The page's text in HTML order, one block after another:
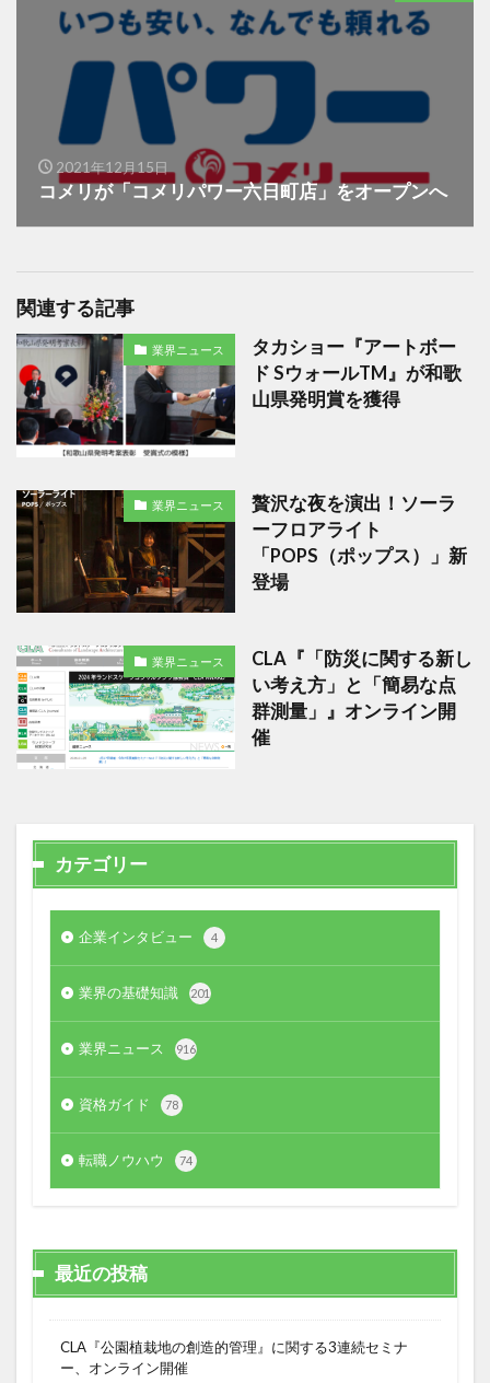
2021年12月15日
コメリが「コメリパワー六日町店」をオープンへ
関連する記事
業界ニュース
タカショー『アートボー
ド SウォールTM』が和歌
山県発明賞を獲得
業界ニュース
贅沢な夜を演出！ソーラ
ーフロアライト
「POPS（ポップス）」新
登場
業界ニュース
CLA『「防災に関する新し
い考え方」と「簡易な点
群測量」』オンライン開
催
カテゴリー
企業インタビュー 4
業界の基礎知識 201
業界ニュース 916
資格ガイド 78
転職ノウハウ 74
最近の投稿
CLA『公園植栽地の創造的管理』に関する3連続セミナ
ー、オンライン開催